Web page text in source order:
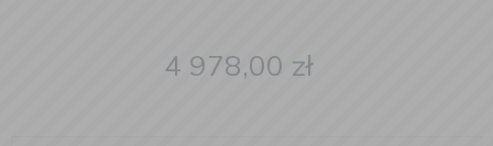
4 978,00 zł